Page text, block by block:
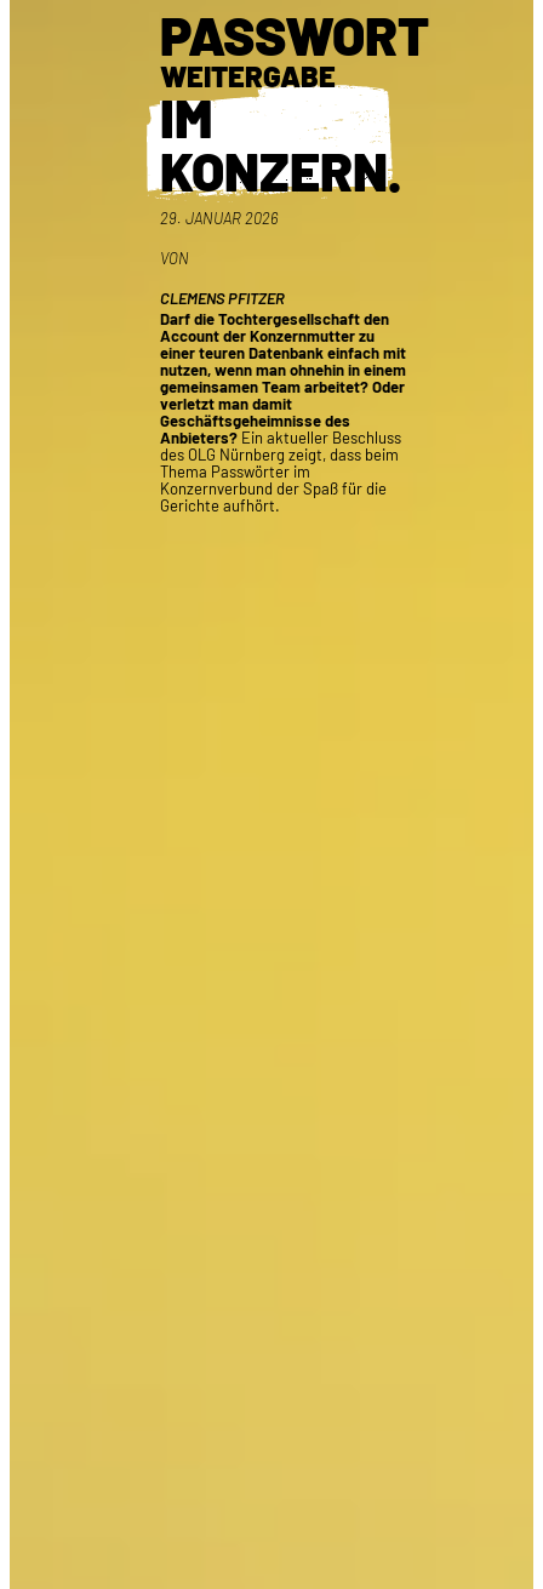
PASSWORT
WEITERGABE
IM
KONZERN.
29. JANUAR 2026
VON
CLEMENS PFITZER
Darf die Tochtergesellschaft den
Account der Konzernmutter zu
einer teuren Datenbank einfach mit
nutzen, wenn man ohnehin in einem
gemeinsamen Team arbeitet? Oder
verletzt man damit
Geschäftsgeheimnisse des
Anbieters? Ein aktueller Beschluss
des OLG Nürnberg zeigt, dass beim
Thema Passwörter im
Konzernverbund der Spaß für die
Gerichte aufhört.